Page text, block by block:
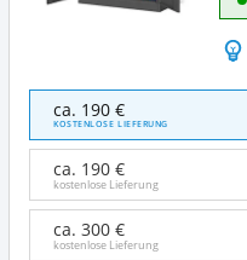
Aktenschrank
C001H
Büroschrank
Metallschrank
Stahlschrank
Angebote:
ca. 190 €
KOSTENLOSE LIEFERUNG
ca. 190 €
kostenlose Lieferung
ca. 300 €
kostenlose Lieferung